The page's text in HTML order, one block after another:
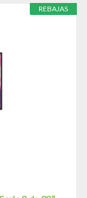
REBAJAS